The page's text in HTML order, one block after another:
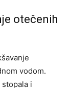
otečenih
vodom.
i